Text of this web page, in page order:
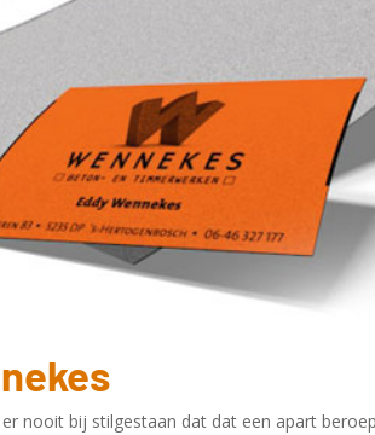
nooit bij stilgestaan dat dat een apart